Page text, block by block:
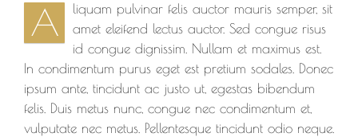
A
liquam pulvinar felis auctor mauris semper, sit
amet eleifend lectus auctor. Sed congue risus
id congue dignissim. Nullam et maximus est.
In condimentum purus eget est pretium sodales. Donec
ipsum ante, tincidunt ac justo ut, egestas bibendum
felis. Duis metus nunc, congue nec condimentum et,
vulputate nec metus. Pellentesque tincidunt odio neque.